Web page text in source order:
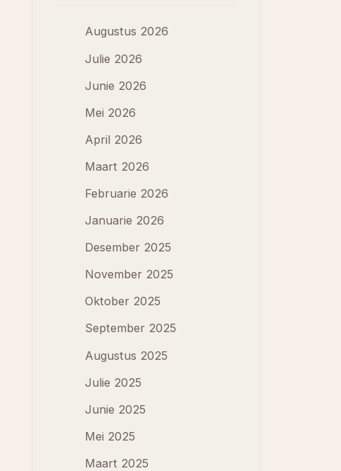
Augustus 2026
Julie 2026
Junie 2026
Mei 2026
April 2026
Maart 2026
Februarie 2026
Januarie 2026
Desember 2025
November 2025
Oktober 2025
September 2025
Augustus 2025
Julie 2025
Junie 2025
Mei 2025
Maart 2025